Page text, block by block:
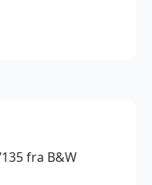
fra B&W